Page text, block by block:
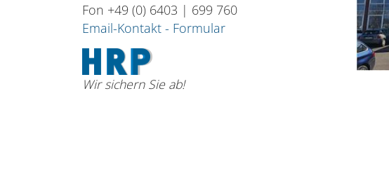
Fon +49 (0) 6403 | 699 760
Email-Kontakt - Formular
Wir sichern Sie ab!